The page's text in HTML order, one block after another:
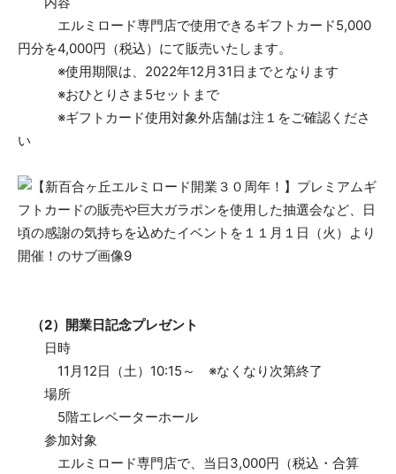
エルミロード専門店で使用できるギフトカード5,000
円分を4,000円（税込）にて販売いたします。
※使用期限は、2022年12月31日までとなります
※おひとりさま5セットまで
※ギフトカード使用対象外店舗は注１をご確認くださ
い
（2）開業日記念プレゼント
日時
11月12日（土）10:15～ ※なくなり次第終了
場所
5階エレベーターホール
参加対象
エルミロード専門店で、当日3,000円（税込・合算